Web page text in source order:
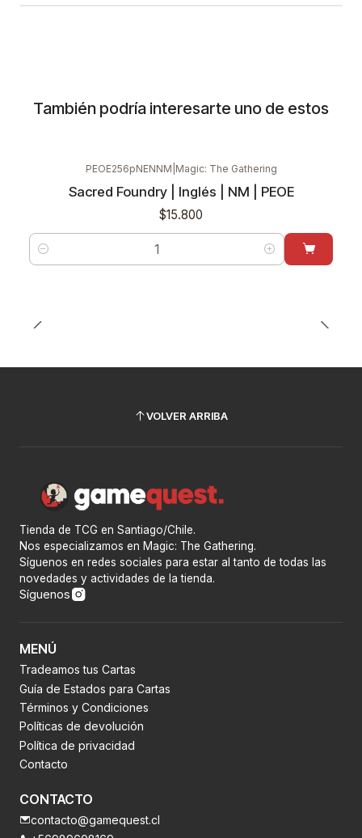
También podría interesarte uno de estos
PEOE256pNENNM Magic: The Gathering
Sacred Foundry | Inglés | NM | PEOE
$15.800
Cantidad
VOLVER ARRIBA
Tienda de TCG en Santiago/Chile.
Nos especializamos en Magic: The Gathering.
Síguenos en redes sociales para estar al tanto de todas las
novedades y actividades de la tienda.
Síguenos
MENÚ
Tradeamos tus Cartas
Guía de Estados para Cartas
Términos y Condiciones
Políticas de devolución
Política de privacidad
Contacto
CONTACTO
contacto@gamequest.cl